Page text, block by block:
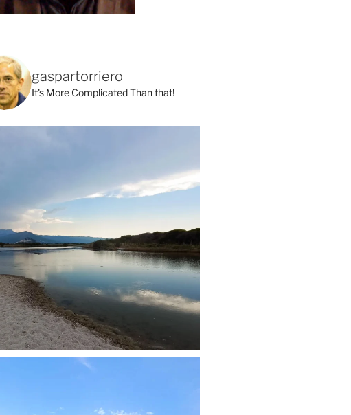
gaspartorriero
It's More Complicated Than that!